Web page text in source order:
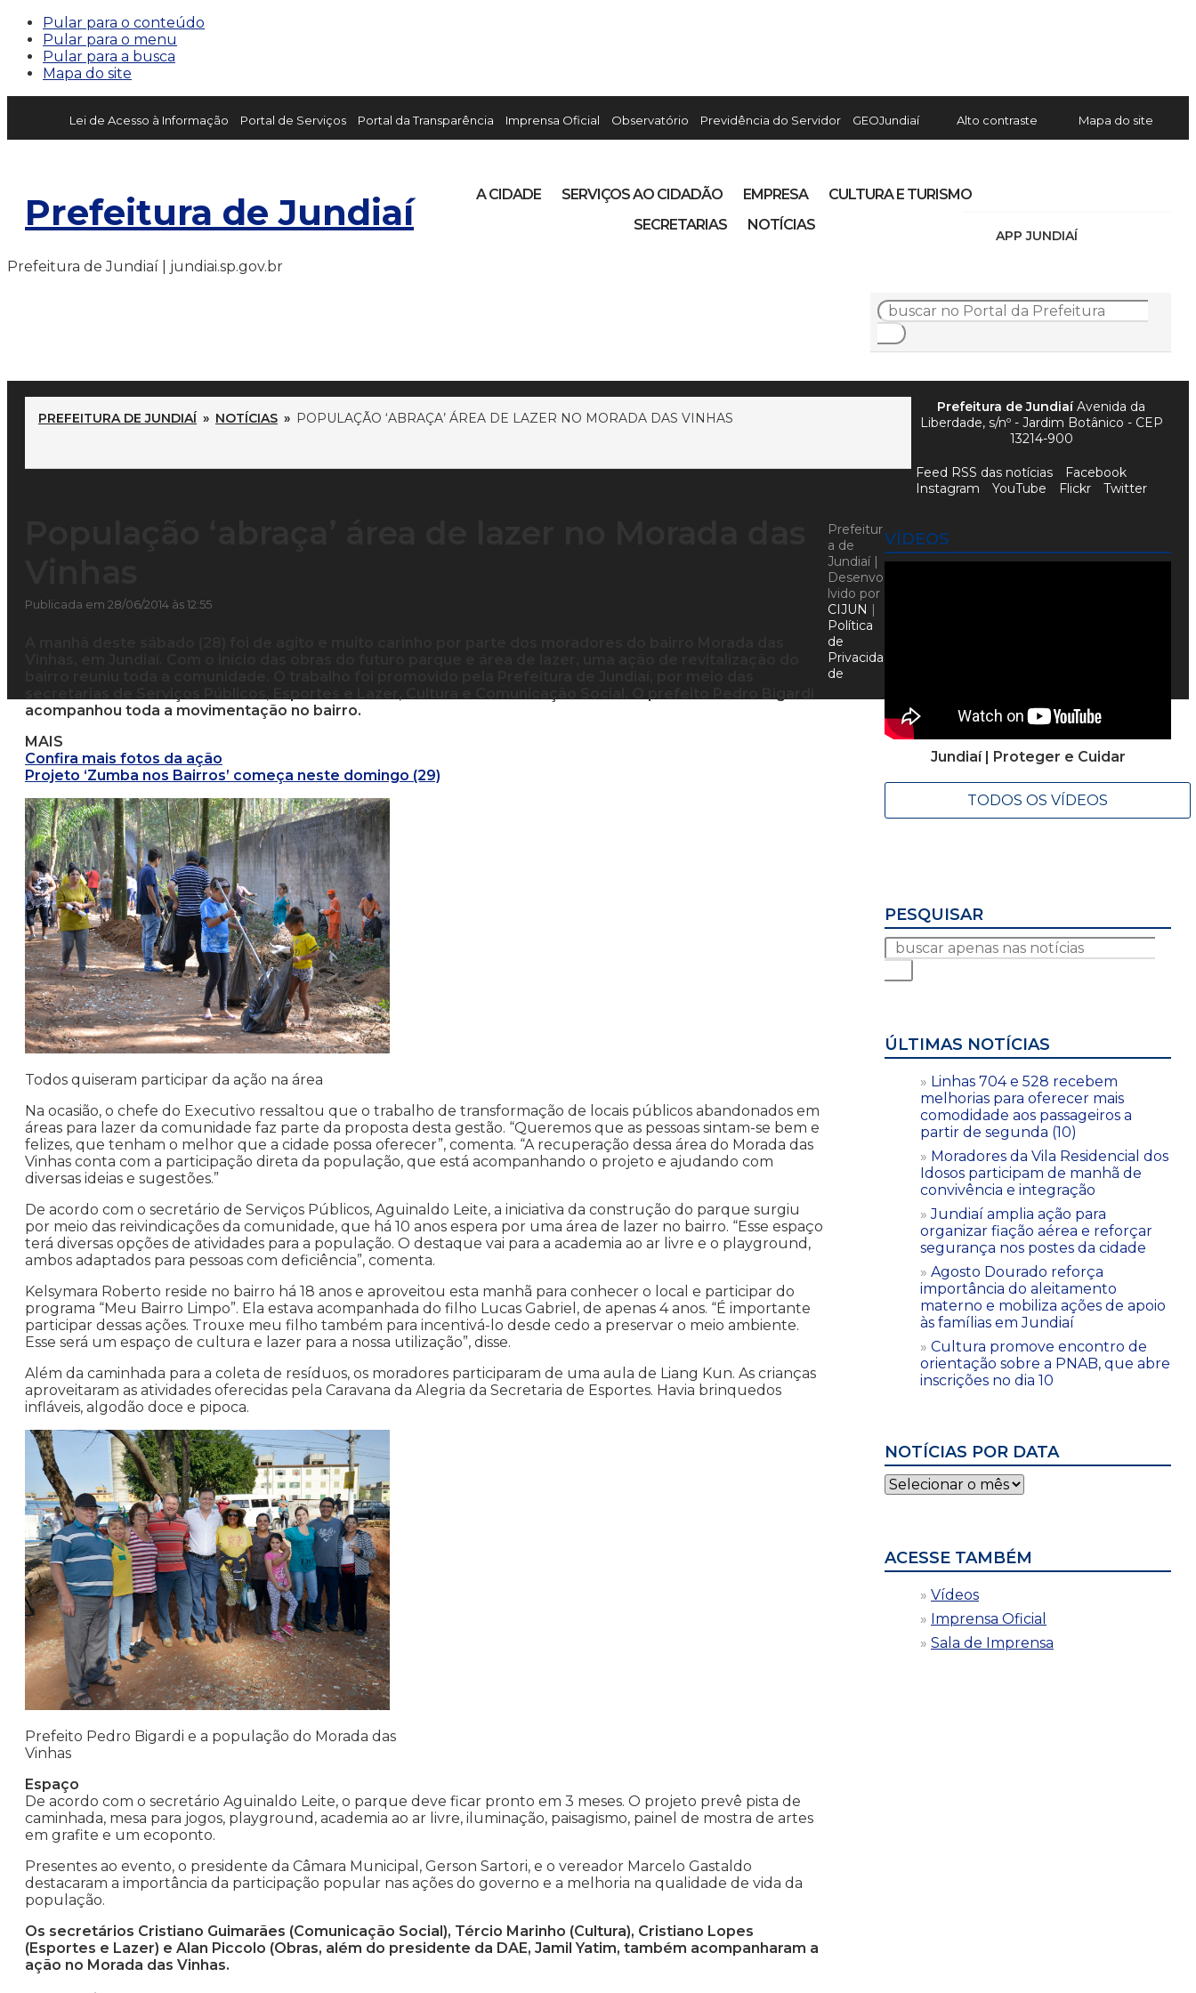
Pular para o conteúdo
Pular para o menu
Pular para a busca
Mapa do site
Lei de Acesso à Informação Portal de Serviços Portal da Transparência Imprensa Oficial Observatório Previdência do Servidor GEOJundiaí Alto contraste Mapa do site
Prefeitura de Jundiaí
APP JUNDIAÍ
A CIDADE SERVIÇOS AO CIDADÃO EMPRESA
CULTURA E TURISMO
SECRETARIAS
NOTÍCIAS
Prefeitura de Jundiaí | jundiai.sp.gov.br
PREFEITURA DE JUNDIAÍ » NOTÍCIAS » POPULAÇÃO ‘ABRAÇA’ ÁREA DE LAZER NO MORADA DAS VINHAS
Publicada em 28/06/2014 às 12:55
acompanhou toda a movimentação no bairro.
MAIS
Confira mais fotos da ação
Projeto ‘Zumba nos Bairros’ começa neste domingo (29)
Todos quiseram participar da ação na área
Na ocasião, o chefe do Executivo ressaltou que o trabalho de transformação de locais públicos abandonados em
áreas para lazer da comunidade faz parte da proposta desta gestão. “Queremos que as pessoas sintam-se bem e
felizes, que tenham o melhor que a cidade possa oferecer”, comenta. “A recuperação dessa área do Morada das
Vinhas conta com a participação direta da população, que está acompanhando o projeto e ajudando com
diversas ideias e sugestões.”
De acordo com o secretário de Serviços Públicos, Aguinaldo Leite, a iniciativa da construção do parque surgiu
por meio das reivindicações da comunidade, que há 10 anos espera por uma área de lazer no bairro. “Esse espaço
terá diversas opções de atividades para a população. O destaque vai para a academia ao ar livre e o playground,
ambos adaptados para pessoas com deficiência”, comenta.
Kelsymara Roberto reside no bairro há 18 anos e aproveitou esta manhã para conhecer o local e participar do
programa “Meu Bairro Limpo”. Ela estava acompanhada do filho Lucas Gabriel, de apenas 4 anos. “É importante
participar dessas ações. Trouxe meu filho também para incentivá-lo desde cedo a preservar o meio ambiente.
Esse será um espaço de cultura e lazer para a nossa utilização”, disse.
Além da caminhada para a coleta de resíduos, os moradores participaram de uma aula de Liang Kun. As crianças
aproveitaram as atividades oferecidas pela Caravana da Alegria da Secretaria de Esportes. Havia brinquedos
infláveis, algodão doce e pipoca.
Prefeito Pedro Bigardi e a população do Morada das
Vinhas
Espaço
De acordo com o secretário Aguinaldo Leite, o parque deve ficar pronto em 3 meses. O projeto prevê pista de
caminhada, mesa para jogos, playground, academia ao ar livre, iluminação, paisagismo, painel de mostra de artes
em grafite e um ecoponto.
Presentes ao evento, o presidente da Câmara Municipal, Gerson Sartori, e o vereador Marcelo Gastaldo
destacaram a importância da participação popular nas ações do governo e a melhoria na qualidade de vida da
população.
Os secretários Cristiano Guimarães (Comunicação Social), Tércio Marinho (Cultura), Cristiano Lopes
(Esportes e Lazer) e Alan Piccolo (Obras, além do presidente da DAE, Jamil Yatim, também acompanharam a
ação no Morada das Vinhas.
VÍDEOS
Jundiaí | Proteger e Cuidar
TODOS OS VÍDEOS
PESQUISAR
ÚLTIMAS NOTÍCIAS
Linhas 704 e 528 recebem
melhorias para oferecer mais
comodidade aos passageiros a
partir de segunda (10)
Moradores da Vila Residencial dos
Idosos participam de manhã de
convivência e integração
Jundiaí amplia ação para
organizar fiação aérea e reforçar
segurança nos postes da cidade
Agosto Dourado reforça
importância do aleitamento
materno e mobiliza ações de apoio
às famílias em Jundiaí
Cultura promove encontro de
orientação sobre a PNAB, que abre
inscrições no dia 10
NOTÍCIAS POR DATA
Notícias
por
ACESSE TAMBÉM
Vídeos
Imprensa Oficial
Sala de Imprensa
Prefeitura de JundiaíAvenida da
Liberdade, s/nº - Jardim Botânico - CEP
13214-900
Feed RSS das notícias
Facebook
Instagram
YouTube Flickr Twitter
Prefeitur
a de
Jundiaí |
Desenvo
lvido por
CIJUN |
Política
de
Privacida
de